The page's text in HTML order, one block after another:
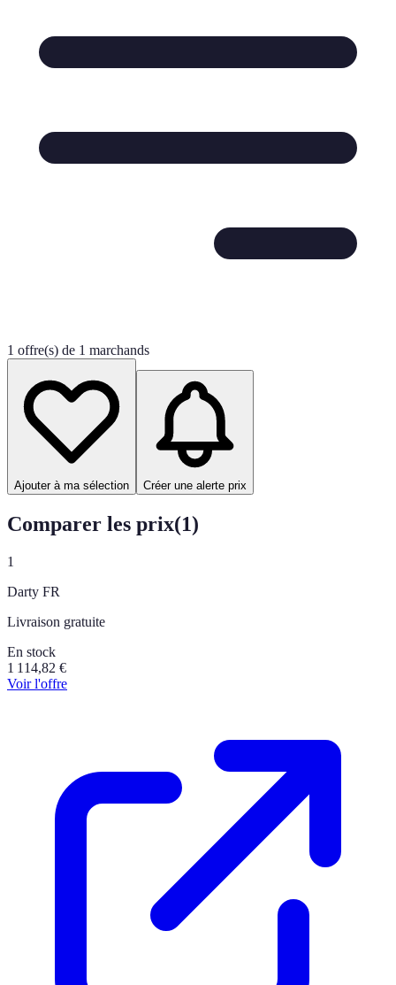
1 offre(s) de 1 marchands
Ajouter à ma sélection Créer une alerte prix
Comparer les prix(1)
1
Darty FR
Livraison gratuite
En stock
1 114,82 €
Voir l'offre